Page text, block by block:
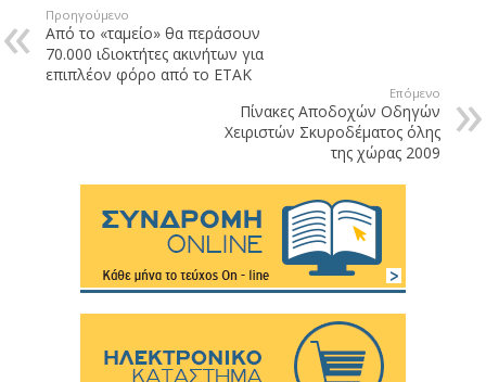
Προηγούμενο
Από το «ταμείο» θα περάσουν
70.000 ιδιοκτήτες ακινήτων για
επιπλέον φόρο από το ΕΤΑΚ
Επόμενο
Πίνακες Αποδοχών Οδηγών
Χειριστών Σκυροδέματος όλης
της χώρας 2009